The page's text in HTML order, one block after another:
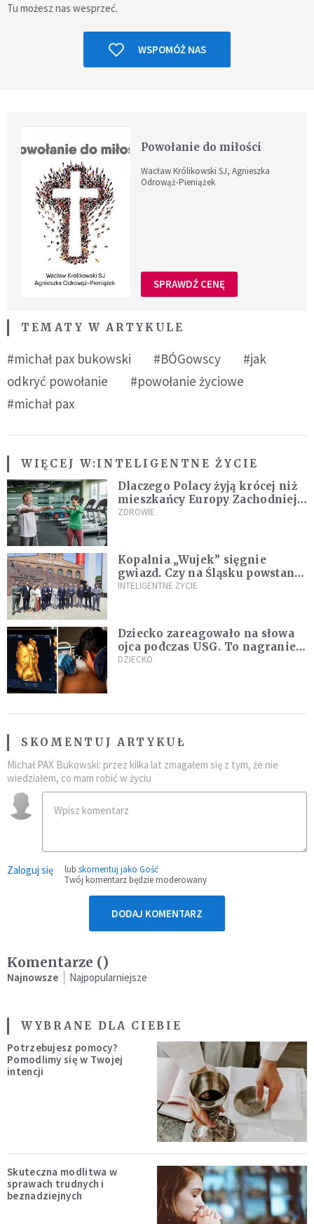
Tu możesz nas wesprzeć.
WSPOMÓŻ NAS
Powołanie do miłości
Wacław Królikowski SJ, Agnieszka
Odrowąż-Pieniążek
SPRAWDŹ CENĘ
TEMATY W ARTYKULE
#michał pax bukowski #BÓGowscy
#jak
odkryć powołanie
#powołanie życiowe
#michał pax
WIĘCEJ W:INTELIGENTNE ŻYCIE
Dlaczego Polacy żyją krócej niż
mieszkańcy Europy Zachodniej?
Ekspertka wskazuje główne
ZDROWIE
Kopalnia „Wujek” sięgnie
gwiazd. Czy na Śląsku powstanie
„Dolina Krzemowa”?
INTELIGENTNE ŻYCIE
Dziecko zareagowało na słowa
ojca podczas USG. To nagranie
podbija sieć
DZIECKO
SKOMENTUJ ARTYKUŁ
Michał PAX Bukowski: przez kilka lat zmagałem się z tym, że nie
wiedziałem, co mam robić w życiu
Zaloguj się lub skomentuj jako Gość
Twój komentarz będzie moderowany
DODAJ KOMENTARZ
Komentarze ()
Najnowsze Najpopularniejsze
WYBRANE DLA CIEBIE
Potrzebujesz pomocy?
Pomodlimy się w Twojej
intencji
Skuteczna modlitwa w
sprawach trudnych i
beznadziejnych